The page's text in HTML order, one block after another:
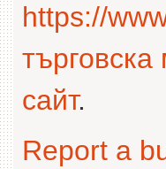
https://
търговска
сайт.
Report a